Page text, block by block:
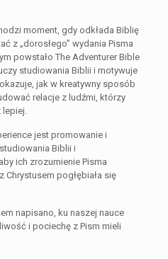
moment, gdy odkłada Biblię
z „dorosłego” wydania Pisma
powstało The Adventurer Bible
studiowania Biblii i motywuje
jak w kreatywny sposób
relacje z ludźmi, którzy
lepiej.
jest promowanie i
Biblii i
ich zrozumienie Pisma
Chrystusem pogłębiała się
napisano, ku naszej nauce
i pociechę z Pism mieli